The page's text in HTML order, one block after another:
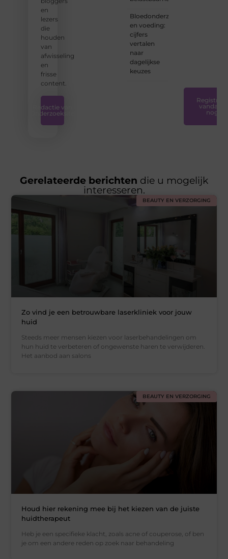
en
lezers
die
houden
van
afwisseling
en
frisse
content.
Redactie van
Onderzoeksite
Bloedonderzoek
en voeding:
cijfers
vertalen
naar
dagelijkse
keuzes
Registreer
vandaag
nog
Gerelateerde berichten die u mogelijk
interesseren.
BEAUTY EN VERZORGING
Zo vind je een betrouwbare laserkliniek voor jouw
huid
Steeds meer mensen kiezen voor laserbehandelingen om
hun huid te verbeteren of ongewenste haren te verwijderen.
Het aanbod aan salons
BEAUTY EN VERZORGING
Houd hier rekening mee bij het kiezen van de juiste
huidtherapeut
Heb je een specifieke klacht, zoals acne of couperose, of ben
je om een andere reden op zoek naar behandeling